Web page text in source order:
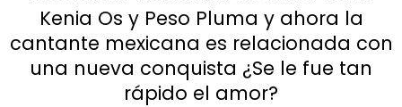
Kenia Os y Peso Pluma y ahora la
cantante mexicana es relacionada con
una nueva conquista ¿Se le fue tan
rápido el amor?